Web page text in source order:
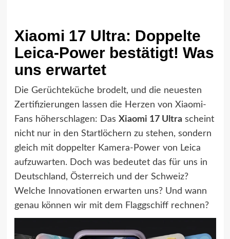
Xiaomi 17 Ultra: Doppelte
Leica-Power bestätigt! Was
uns erwartet
Die Gerüchteküche brodelt, und die neuesten
Zertifizierungen lassen die Herzen von Xiaomi-
Fans höherschlagen: Das Xiaomi 17 Ultrascheint
nicht nur in den Startlöchern zu stehen, sondern
gleich mit doppelter Kamera-Power von Leica
aufzuwarten. Doch was bedeutet das für uns in
Deutschland, Österreich und der Schweiz?
Welche Innovationen erwarten uns? Und wann
genau können wir mit dem Flaggschiff rechnen?